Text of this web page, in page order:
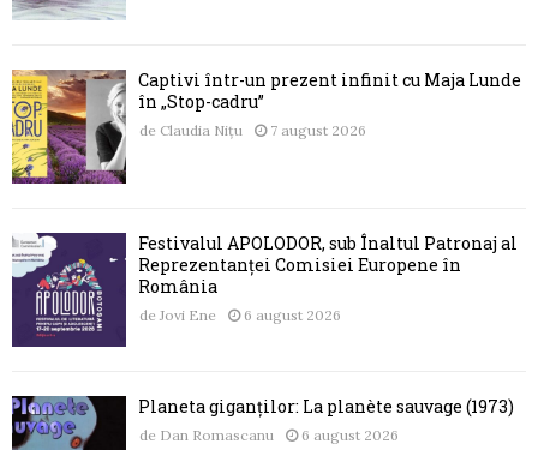
Captivi într-un prezent infinit cu Maja Lunde
în „Stop-cadru”
de Claudia Nițu 7 august 2026
Festivalul APOLODOR, sub Înaltul Patronaj al
Reprezentanței Comisiei Europene în
România
de Jovi Ene 6 august 2026
Planeta giganților: La planète sauvage (1973)
de Dan Romascanu 6 august 2026